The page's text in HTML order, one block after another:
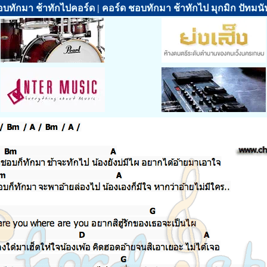
บทักมา ช้าทักไปคอร์ด | คอร์ด ชอบทักมา ช้าทักไป มุกมิก ปัทมนั